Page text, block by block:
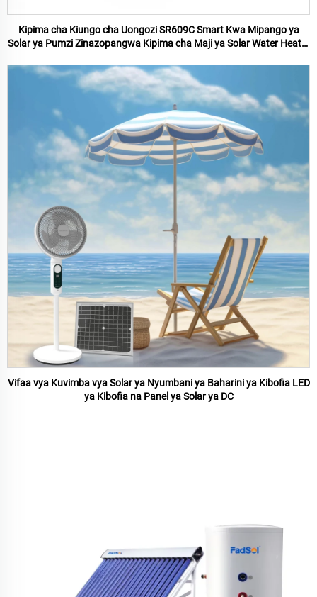
Kipima cha Kiungo cha Uongozi SR609C Smart Kwa Mipango ya
Solar ya Pumzi Zinazopangwa Kipima cha Maji ya Solar Water Heater
Vifaa vya Kuvimba vya Solar ya Nyumbani ya Baharini ya Kibofia LED
ya Kibofia na Panel ya Solar ya DC